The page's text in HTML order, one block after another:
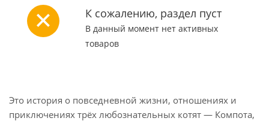
К сожалению, раздел пуст
В данный момент нет активных
товаров
Это история о повседневной жизни, отношениях и
приключениях трёх любознательных котят — Компота,